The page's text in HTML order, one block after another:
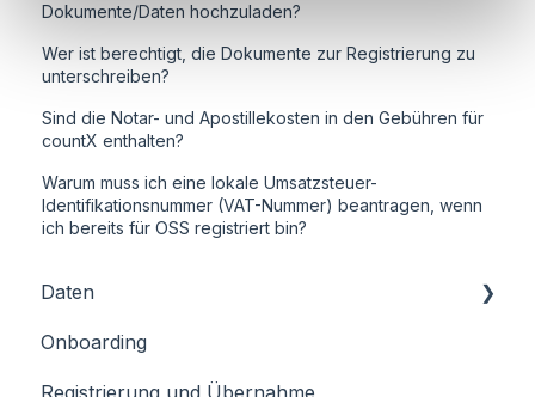
Dokumente/Daten hochzuladen?
Wer ist berechtigt, die Dokumente zur Registrierung zu
unterschreiben?
Sind die Notar- und Apostillekosten in den Gebühren für
countX enthalten?
Warum muss ich eine lokale Umsatzsteuer-
Identifikationsnummer (VAT-Nummer) beantragen, wenn
ich bereits für OSS registriert bin?
Daten
Übermittlung von Eingangsrechnungen
Onboarding
Registrierung und Übernahme